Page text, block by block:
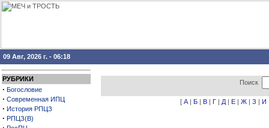
09 Авг, 2026 г. - 06:18
РУБРИКИ
· Богословие
· Современная ИПЦ
· История РПЦЗ
· РПЦЗ(В)
Поиск
[ А | Б | В | Г | Д | Е | Ж | З | И